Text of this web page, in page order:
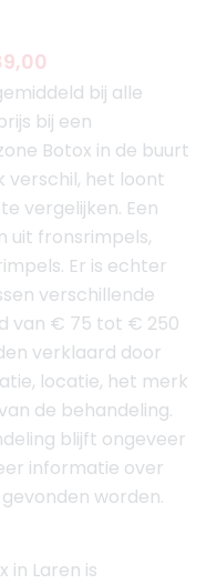
bij alle
bij een
Botox in de buurt
verschil, het loont
vergelijken. Een
uit fronsrimpels,
Er is echter
verschillende
van € 75 tot € 250
verklaard door
locatie, het merk
de behandeling.
blijft ongeveer
informatie over
worden.
in Laren is